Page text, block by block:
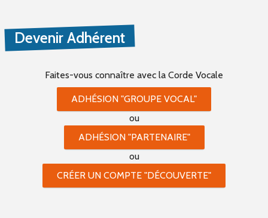
Devenir Adhérent
Faites-vous connaître avec la Corde Vocale
ADHÉSION "GROUPE VOCAL"
ou
ADHÉSION "PARTENAIRE"
ou
CRÉER UN COMPTE "DÉCOUVERTE"